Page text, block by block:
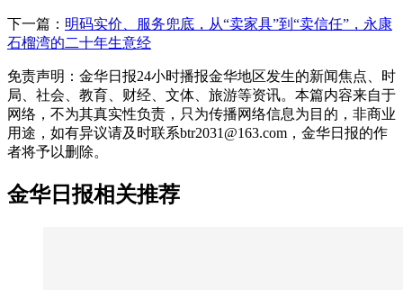
下一篇： 明码实价、服务兜底，从“卖家具”到“卖信任”，永康
石榴湾的二十年生意经
免责声明：金华日报24小时播报金华地区发生的新闻焦点、时
局、社会、教育、财经、文体、旅游等资讯。本篇内容来自于
网络，不为其真实性负责，只为传播网络信息为目的，非商业
用途，如有异议请及时联系btr2031@163.com，金华日报的作
者将予以删除。
金华日报相关推荐